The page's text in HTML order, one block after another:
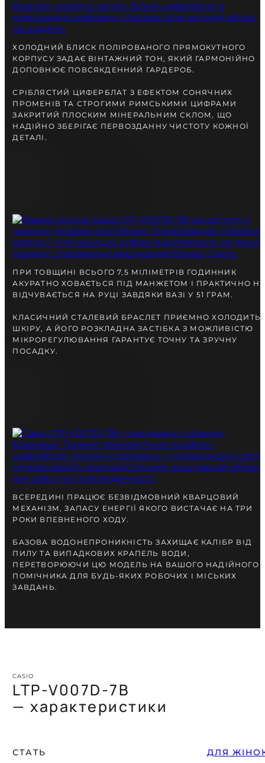
Telegram
ПОРАДЬТЕСЯ
З НАШИМ ЕКСПЕРТОМ
ХОЛОДНИЙ БЛИСК ПОЛІРОВАНОГО ПРЯМОКУТНОГО
КОРПУСУ ЗАДАЄ ВІНТАЖНИЙ ТОН, ЯКИЙ ГАРМОНІЙНО
ДОПОВНЮЄ ПОВСЯКДЕННИЙ ГАРДЕРОБ.
СРІБЛЯСТИЙ ЦИФЕРБЛАТ З ЕФЕКТОМ СОНЯЧНИХ
ПРОМЕНІВ ТА СТРОГИМИ РИМСЬКИМИ ЦИФРАМИ
ЗАКРИТИЙ ПЛОСКИМ МІНЕРАЛЬНИМ СКЛОМ, ЩО
НАДІЙНО ЗБЕРІГАЄ ПЕРВОЗДАННУ ЧИСТОТУ КОЖНОЇ
ДЕТАЛІ.
ПРИ ТОВЩИНІ ВСЬОГО 7,5 МІЛІМЕТРІВ ГОДИННИК
АКУРАТНО ХОВАЄТЬСЯ ПІД МАНЖЕТОМ І ПРАКТИЧНО НЕ
ВІДЧУВАЄТЬСЯ НА РУЦІ ЗАВДЯКИ ВАЗІ У 51 ГРАМ.
КЛАСИЧНИЙ СТАЛЕВИЙ БРАСЛЕТ ПРИЄМНО ХОЛОДИТЬ
ШКІРУ, А ЙОГО РОЗКЛАДНА ЗАСТІБКА З МОЖЛИВІСТЮ
МІКРОРЕГУЛЮВАННЯ ГАРАНТУЄ ТОЧНУ ТА ЗРУЧНУ
ПОСАДКУ.
ВСЕРЕДИНІ ПРАЦЮЄ БЕЗВІДМОВНИЙ КВАРЦОВИЙ
МЕХАНІЗМ, ЗАПАСУ ЕНЕРГІЇ ЯКОГО ВИСТАЧАЄ НА ТРИ
РОКИ ВПЕВНЕНОГО ХОДУ.
БАЗОВА ВОДОНЕПРОНИКНІСТЬ ЗАХИЩАЄ КАЛІБР ВІД
ПИЛУ ТА ВИПАДКОВИХ КРАПЕЛЬ ВОДИ,
ПЕРЕТВОРЮЮЧИ ЦЮ МОДЕЛЬ НА ВАШОГО НАДІЙНОГО
ПОМІЧНИКА ДЛЯ БУДЬ-ЯКИХ РОБОЧИХ І МІСЬКИХ
ЗАВДАНЬ.
CASIO
LTP-V007D-7B
— характеристики
СТАТЬ ДЛЯ